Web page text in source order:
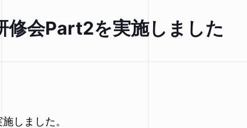
修会Part2を実施しました
しました。